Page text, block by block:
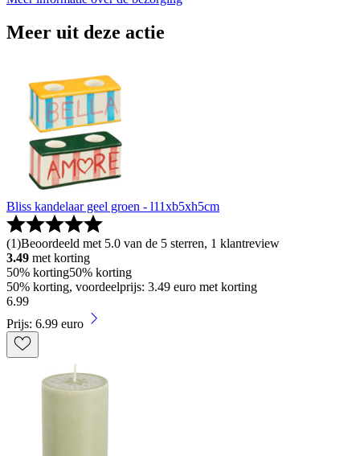
Meer uit deze actie
Bliss kandelaar geel groen - l11xb5xh5cm
(1)Beoordeeld met 5.0 van de 5 sterren, 1 klantreview
3.49 met korting
50% korting50% korting
50% korting, voordeelprijs: 3.49 euro met korting
6.99
Prijs: 6.99 euro